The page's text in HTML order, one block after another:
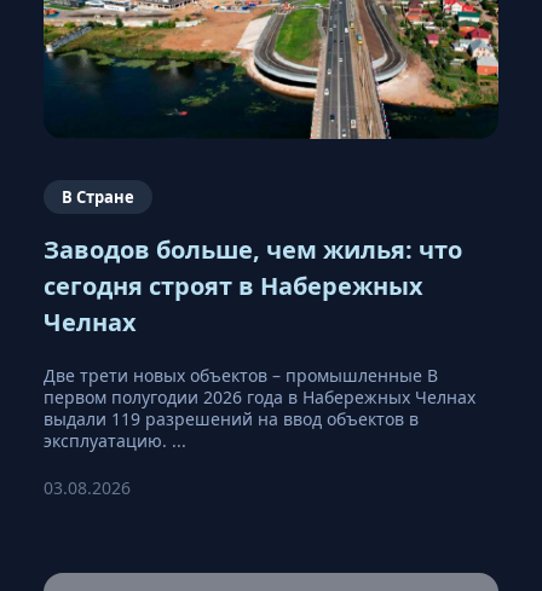
В Стране
Заводов больше, чем жилья: что
сегодня строят в Набережных
Челнах
Две трети новых объектов – промышленные В
первом полугодии 2026 года в Набережных Челнах
выдали 119 разрешений на ввод объектов в
эксплуатацию. ...
03.08.2026